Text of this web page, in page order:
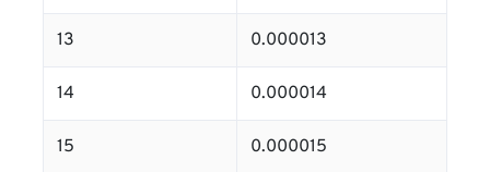
13 0.000013
14 0.000014
15 0.000015